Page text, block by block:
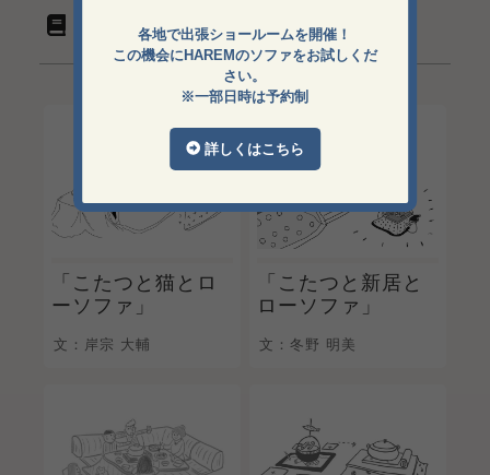
各地で出張ショールームを開催！
この機会にHAREMのソファをお試しくだ
さい。
※一部日時は予約制
詳しくはこちら
こたつと???とローソファ
「こたつと猫とロ
ーソファ」
文：岸宗 大輔
「こたつと新居と
ローソファ」
文：冬野 明美